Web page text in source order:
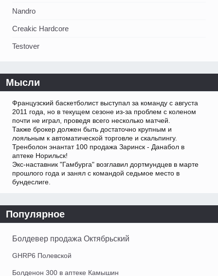
Nandro
Creakic Hardcore
Testover
Мысли
Французский баскетболист выступал за команду с августа
2011 года, но в текущем сезоне из-за проблем с коленом
почти не играл, проведя всего несколько матчей.
Также брокер должен быть достаточно крупным и
лояльным к автоматической торговле и скальпингу.
Тренболон энантат 100 продажа Заринск - Данабол в
аптеке Норильск!
Экс-наставник "Гамбурга" возглавил дортмундцев в марте
прошлого года и занял с командой седьмое место в
бундеслиге.
Популярное
Болдевер продажа Октябрьский
GHRP6 Полевской
Болденон 300 в аптеке Камышин